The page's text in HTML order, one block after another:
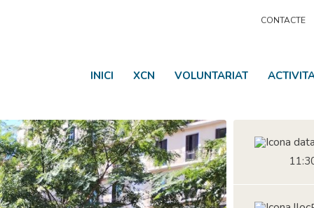
CONTACTE
INICI XCN VOLUNTARIAT